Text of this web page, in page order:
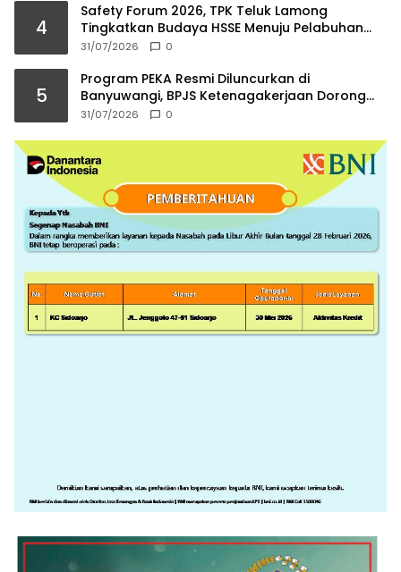
4
Safety Forum 2026, TPK Teluk Lamong
Tingkatkan Budaya HSSE Menuju Pelabuhan
Berkelas Dunia
31/07/2026 0
5
Program PEKA Resmi Diluncurkan di
Banyuwangi, BPJS Ketenagakerjaan Dorong
Ahli Waris Jadi Wirausaha
31/07/2026 0